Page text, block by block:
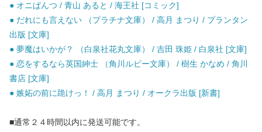
● オニぱんつ / 青山 あると / 海王社 [コミック]
● だれにも言えない （プラチナ文庫） / 高月 まつり / プランタン
出版 [文庫]
● 夢魔はいかが？ （白泉社花丸文庫） / 吉田 珠姫 / 白泉社 [文庫]
● 恋をするなら英国紳士 （角川ルビー文庫） / 樹生 かなめ / 角川
書店 [文庫]
● 嫉妬の前に跪けっ！ / 高月 まつり / オークラ出版 [新書]
■通常２４時間以内に発送可能です。